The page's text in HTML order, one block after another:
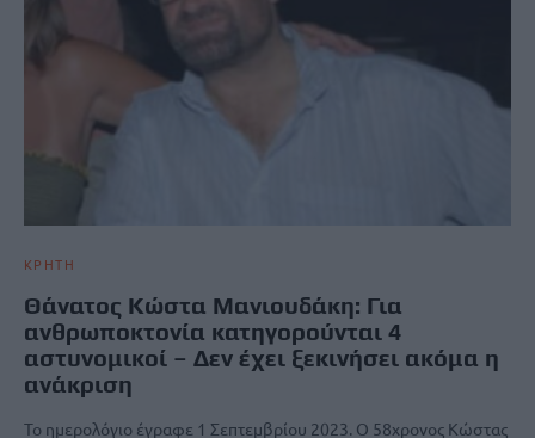
ΚΡΗΤΗ
Θάνατος Κώστα Μανιουδάκη: Για
ανθρωποκτονία κατηγορούνται 4
αστυνομικοί – Δεν έχει ξεκινήσει ακόμα η
ανάκριση
Το ημερολόγιο έγραφε 1 Σεπτεμβρίου 2023. Ο 58χρονος Κώστας